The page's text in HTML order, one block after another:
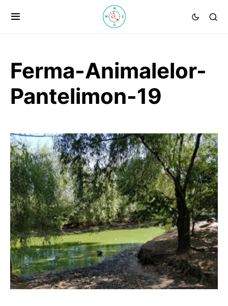
Ferma-Animalelor-
Pantelimon-19